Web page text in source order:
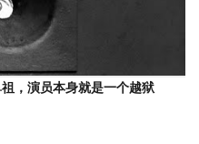
，演员本身就是一个越狱